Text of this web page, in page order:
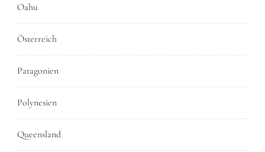
Oahu
Österreich
Patagonien
Polynesien
Queensland